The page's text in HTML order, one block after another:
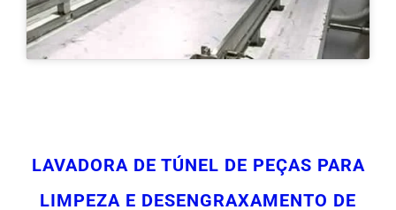
LIMPEZA E DESENGRAXAMENTO DE
TUBOS